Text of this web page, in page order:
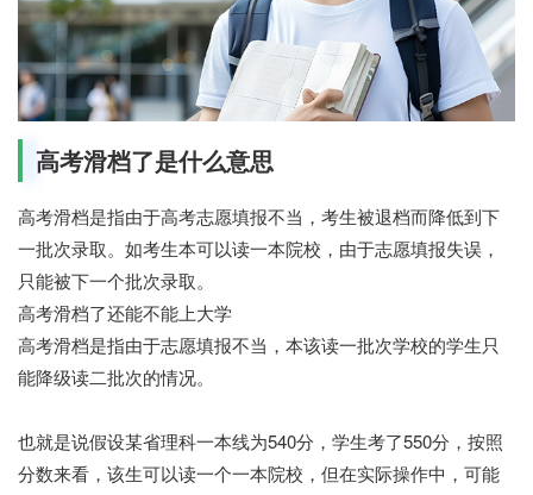
高考滑档了是什么意思
高考滑档是指由于高考志愿填报不当，考生被退档而降低到下
一批次录取。如考生本可以读一本院校，由于志愿填报失误，
只能被下一个批次录取。
高考滑档了还能不能上大学
高考滑档是指由于志愿填报不当，本该读一批次学校的学生只
能降级读二批次的情况。
也就是说假设某省理科一本线为540分，学生考了550分，按照
分数来看，该生可以读一个一本院校，但在实际操作中，可能